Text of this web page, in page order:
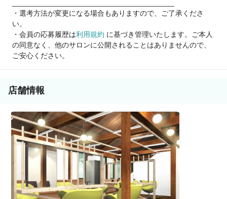
・選考方法が変更になる場合もありますので、ご了承くださ
い。
・会員の応募履歴は利用規約 に基づき管理いたします。ご本人
の同意なく、他のサロンに公開されることはありませんので、
ご安心ください。
店舗情報